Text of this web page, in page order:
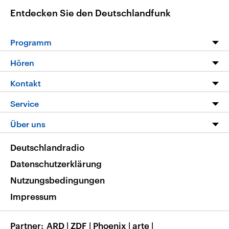
Entdecken Sie den Deutschlandfunk
Programm
Programm
Die Nachrichten
Nachrichtenleicht
Neue Beiträge auf dlf.de
Hören
Livestream
Podcasts
Deutschlandfunk App
Nachrichten App
Frequenzen
Kontakt
Hörerservice
Service
FAQ
Veranstaltungen
Musikliste
RSS
Über uns
Barrierefreiheit
Deutschlandradio
Datenschutzerklärung
Nutzungsbedingungen
Impressum
Partner ARD | ZDF | Phoenix | arte |